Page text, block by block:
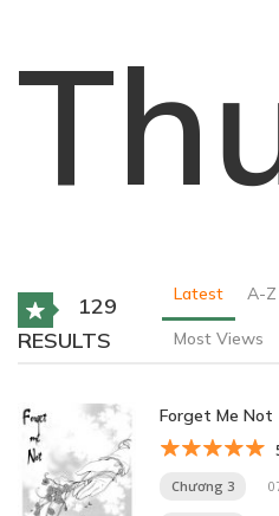
129
RESULTS
Latest A-Z
Most Views
Forget Me Not
Chương 3